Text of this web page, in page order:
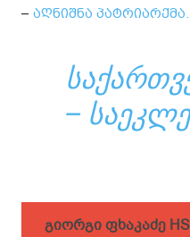
– აღნიშნა პატრიარქმა.
–
გიორგი ფხაკაძე